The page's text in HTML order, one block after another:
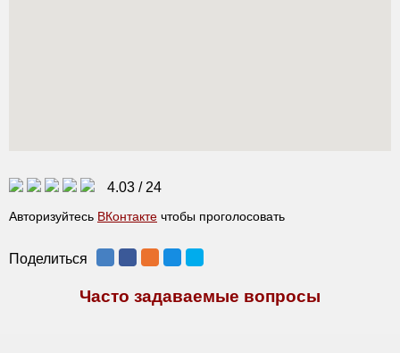
4.03 / 24
Авторизуйтесь ВКонтакте чтобы проголосовать
Поделиться
Часто задаваемые вопросы